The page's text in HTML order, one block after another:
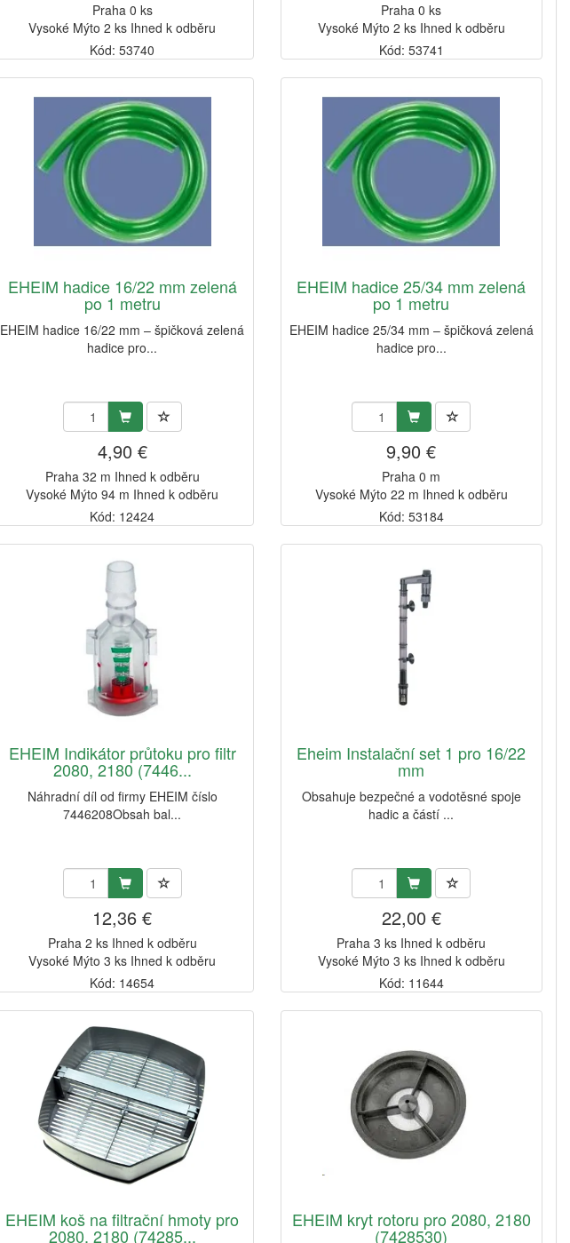
Praha 0 ks
Vysoké Mýto 2 ks Ihned k odběru
Kód: 53740
Praha 0 ks
Vysoké Mýto 2 ks Ihned k odběru
Kód: 53741
EHEIM hadice 16/22 mm zelená
po 1 metru
EHEIM hadice 16/22 mm – špičková zelená
hadice pro...
4,90 €
Praha 32 m Ihned k odběru
Vysoké Mýto 94 m Ihned k odběru
Kód: 12424
EHEIM hadice 25/34 mm zelená
po 1 metru
EHEIM hadice 25/34 mm – špičková zelená
hadice pro...
9,90 €
Praha 0 m
Vysoké Mýto 22 m Ihned k odběru
Kód: 53184
EHEIM Indikátor průtoku pro filtr
2080, 2180 (7446...
Náhradní díl od firmy EHEIM číslo
7446208Obsah bal...
12,36 €
Praha 2 ks Ihned k odběru
Vysoké Mýto 3 ks Ihned k odběru
Kód: 14654
Eheim Instalační set 1 pro 16/22
mm
Obsahuje bezpečné a vodotěsné spoje
hadic a částí ...
22,00 €
Praha 3 ks Ihned k odběru
Vysoké Mýto 3 ks Ihned k odběru
Kód: 11644
EHEIM koš na filtrační hmoty pro
2080, 2180 (74285...
EHEIM kryt rotoru pro 2080, 2180
(7428530)